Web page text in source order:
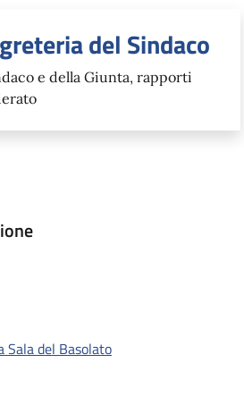
del Sindaco
e della Giunta, rapporti
Sala del Basolato